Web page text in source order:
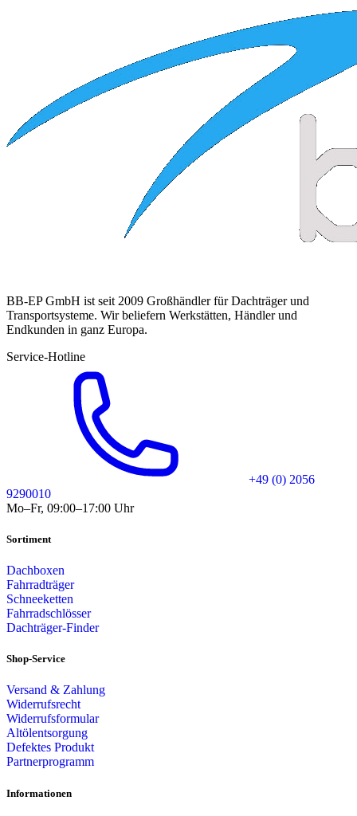
BB-EP GmbH ist seit 2009 Großhändler für Dachträger und
Transportsysteme. Wir beliefern Werkstätten, Händler und
Endkunden in ganz Europa.
Service-Hotline
+49 (0) 2056
9290010
Mo–Fr, 09:00–17:00 Uhr
Sortiment
Dachboxen
Fahrradträger
Schneeketten
Fahrradschlösser
Dachträger-Finder
Shop-Service
Versand & Zahlung
Widerrufsrecht
Widerrufsformular
Altölentsorgung
Defektes Produkt
Partnerprogramm
Informationen